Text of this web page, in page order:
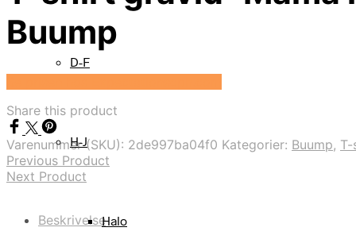
D-F
H-J
Halo
Buump
Share this product
Varenummer (SKU): 2de997ba04f0 Kategorier: Buump,
Previous Product
Next Product
Beskrivelse